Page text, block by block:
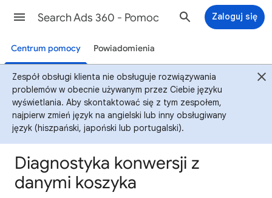
Search Ads 360 - Pomoc Zaloguj się
Centrum pomocy Powiadomienia
Zespół obsługi klienta nie obsługuje rozwiązywania
problemów w obecnie używanym przez Ciebie języku
wyświetlania. Aby skontaktować się z tym zespołem,
najpierw zmień język na angielski lub inny obsługiwany
język (hiszpański, japoński lub portugalski).
Diagnostyka konwersji z
danymi koszyka